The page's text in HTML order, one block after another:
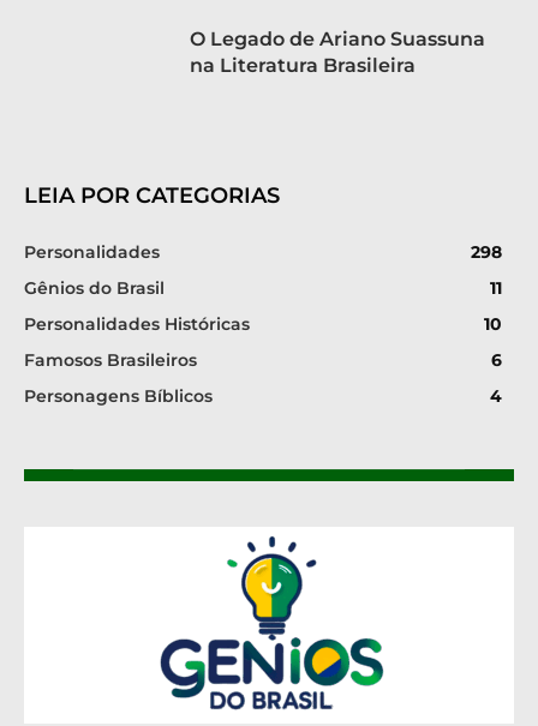
O Legado de Ariano Suassuna
na Literatura Brasileira
LEIA POR CATEGORIAS
Personalidades
298
Gênios do Brasil
11
Personalidades Históricas
10
Famosos Brasileiros
6
Personagens Bíblicos
4